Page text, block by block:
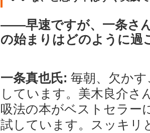
――早速ですが、一条さ
の始まりはどのように過
一条真也氏: 毎朝、欠か
しています。美木良介さ
吸法の本がベストセラー
試しています。スッキリ